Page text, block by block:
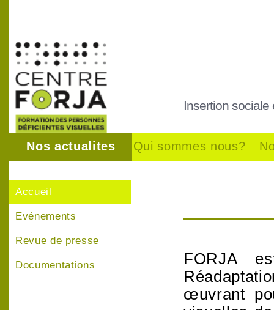
Insertion
Nos actualites Qui sommes nous?
Accueil
Evénements
Revue de presse
Documentations
FORJA
œuvrant